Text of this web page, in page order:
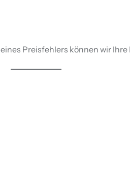
Preisfehlers können wir